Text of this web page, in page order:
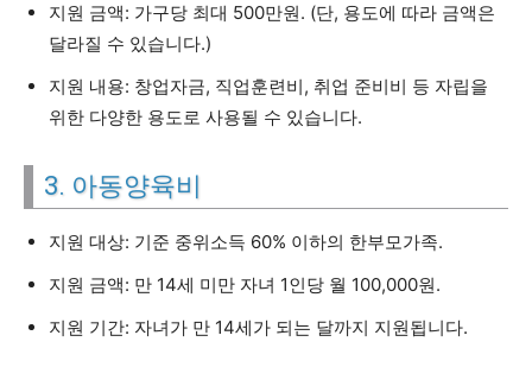
지원 금액: 가구당 최대 500만원. (단, 용도에 따라 금액은
달라질 수 있습니다.)
지원 내용: 창업자금, 직업훈련비, 취업 준비비 등 자립을
위한 다양한 용도로 사용될 수 있습니다.
3. 아동양육비
지원 대상: 기준 중위소득 60% 이하의 한부모가족.
지원 금액: 만 14세 미만 자녀 1인당 월 100,000원.
지원 기간: 자녀가 만 14세가 되는 달까지 지원됩니다.